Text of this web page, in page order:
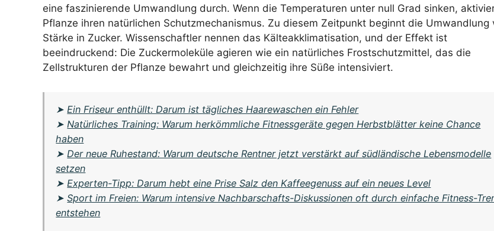
eine faszinierende Umwandlung durch. Wenn die Temperaturen unter null Grad sinken,
Pflanze ihren natürlichen Schutzmechanismus. Zu diesem Zeitpunkt beginnt die Umwandlung
Stärke in Zucker. Wissenschaftler nennen das Kälteakklimatisation, und der Effekt ist
beeindruckend: Die Zuckermoleküle agieren wie ein natürliches Frostschutzmittel, das die
Zellstrukturen der Pflanze bewahrt und gleichzeitig ihre Süße intensiviert.
➤Ein Friseur enthüllt: Darum ist tägliches Haarewaschen ein Fehler
➤Natürliches Training: Warum herkömmliche Fitnessgeräte gegen Herbstblätter keine Chance
haben
➤Der neue Ruhestand: Warum deutsche Rentner jetzt verstärkt auf südländische Lebensmodelle
setzen
➤Experten-Tipp: Darum hebt eine Prise Salz den Kaffeegenuss auf ein neues Level
➤Sport im Freien: Warum intensive Nachbarschafts-Diskussionen oft durch einfache Fitness-
entstehen